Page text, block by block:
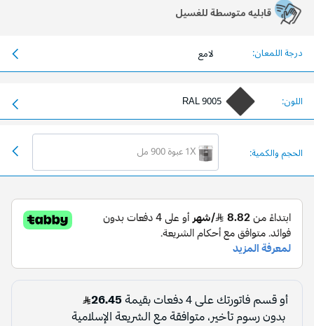
قابليه متوسطة للغسيل
درجة اللمعان: لامع
اللون: RAL 9005
الحجم والكمية: 1X عبوة 900 مل